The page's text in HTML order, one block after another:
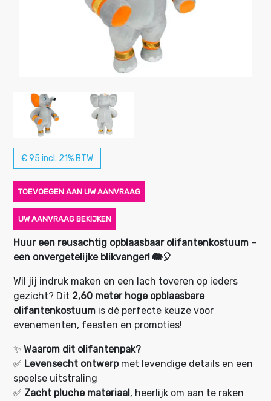
€ 95 incl. 21% BTW
TOEVOEGEN AAN UW AANVRAAG
UW AANVRAAG BEKIJKEN
Huur een reusachtig opblaasbaar olifantenkostuum –
een onvergetelijke blikvanger! 🐘🎈
Wil jij indruk maken en een lach toveren op ieders
gezicht? Dit 2,60 meter hoge opblaasbare
olifantenkostuum is dé perfecte keuze voor
evenementen, feesten en promoties!
✨Waarom dit olifantenpak?
✅ Levensecht ontwerpmet levendige details en een
speelse uitstraling
✅ Zacht pluche materiaal, heerlijk om aan te raken